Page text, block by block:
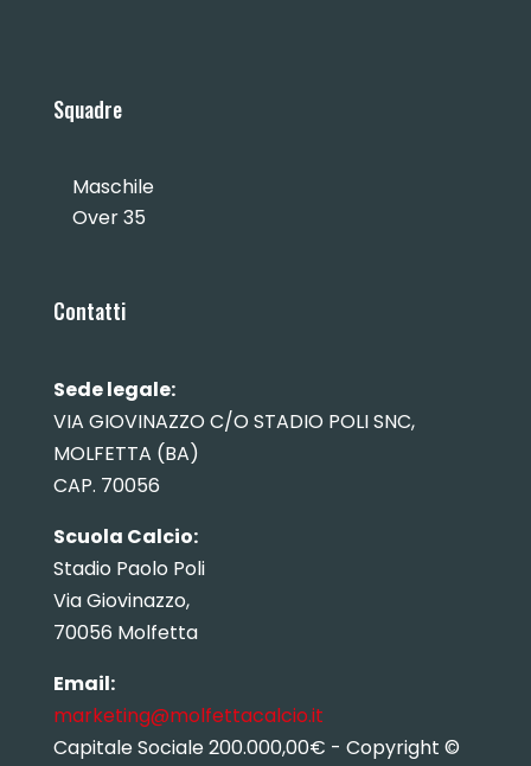
Squadre
Maschile
Over 35
Contatti
Sede legale:
VIA GIOVINAZZO C/O STADIO POLI SNC,
MOLFETTA (BA)
CAP. 70056
Scuola Calcio:
Stadio Paolo Poli
Via Giovinazzo,
70056 Molfetta
Email:
marketing@molfettacalcio.it
Capitale Sociale 200.000,00€ - Copyright ©